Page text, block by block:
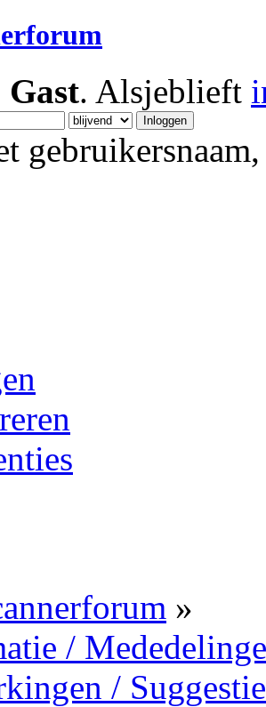
Gast. Alsjeblieft
»
/
/